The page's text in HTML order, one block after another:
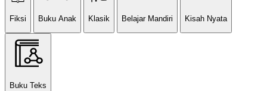
Fiksi Buku Anak Klasik Belajar Mandiri Kisah Nyata
Buku Teks